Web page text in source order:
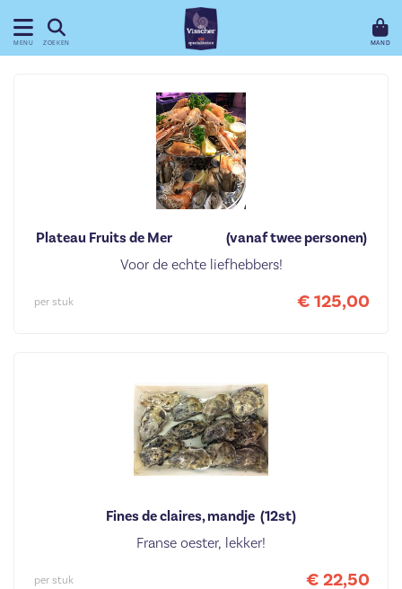
MENU ZOEKEN MAND
Plateau Fruits de Mer                    (vanaf twee personen)
Voor de echte liefhebbers!
€ 125,00
per stuk
Fines de claires, mandje  (12st)
Franse oester, lekker!
€ 22,50
per stuk